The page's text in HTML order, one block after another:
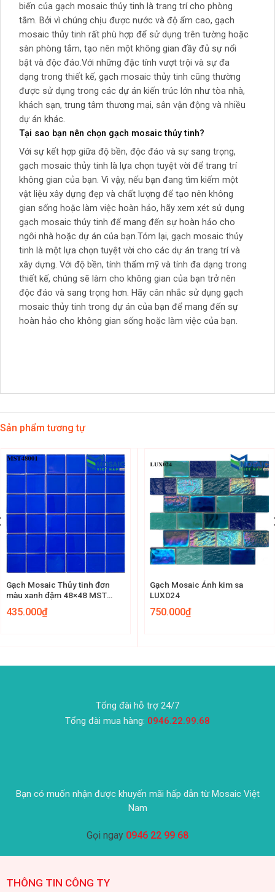
biến của gạch mosaic thủy tinh là trang trí cho phòng
tắm. Bởi vì chúng chịu được nước và độ ẩm cao, gạch
mosaic thủy tinh rất phù hợp để sử dụng trên tường hoặc
sàn phòng tắm, tạo nên một không gian đầy đủ sự nổi
bật và độc đáo.Với những đặc tính vượt trội và sự đa
dạng trong thiết kế, gạch mosaic thủy tinh cũng thường
được sử dụng trong các dự án kiến trúc lớn như tòa nhà,
khách sạn, trung tâm thương mại, sân vận động và nhiều
dự án khác.
Tại sao bạn nên chọn gạch mosaic thủy tinh?
Với sự kết hợp giữa độ bền, độc đáo và sự sang trọng,
gạch mosaic thủy tinh là lựa chọn tuyệt vời để trang trí
không gian của bạn. Vì vậy, nếu bạn đang tìm kiếm một
vật liệu xây dựng đẹp và chất lượng để tạo nên không
gian sống hoặc làm việc hoàn hảo, hãy xem xét sử dụng
gạch mosaic thủy tinh để mang đến sự hoàn hảo cho
ngôi nhà hoặc dự án của bạn.Tóm lại, gạch mosaic thủy
tinh là một lựa chọn tuyệt vời cho các dự án trang trí và
xây dựng. Với độ bền, tính thẩm mỹ và tính đa dạng trong
thiết kế, chúng sẽ làm cho không gian của bạn trở nên
độc đáo và sang trọng hơn. Hãy cân nhắc sử dụng gạch
mosaic thủy tinh trong dự án của bạn để mang đến sự
hoàn hảo cho không gian sống hoặc làm việc của bạn.
Sản phẩm tương tự
Gạch Mosaic Thủy tinh đơn
màu xanh đậm 48×48 MST
435.000₫
Gạch Mosaic Ánh kim sa
LUX024
750.000₫
Tổng đài hỗ trợ 24/7
Tổng đài mua hàng: 0946.22.99.68
Bạn có muốn nhận được khuyến mãi hấp dẫn từ Mosaic Việt
Nam
Gọi ngay 0946 22 99 68
THÔNG TIN CÔNG TY